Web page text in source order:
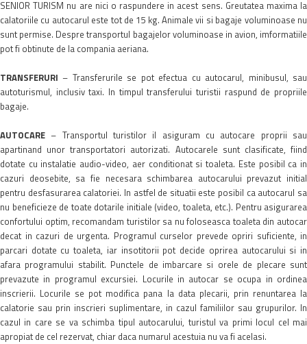
SENIOR TURISM nu are nici o raspundere in acest sens. Greutatea maxima la
calatoriile cu autocarul este tot de 15 kg. Animale vii si bagaje voluminoase nu
sunt permise. Despre transportul bagajelor voluminoase in avion, imformatiile
pot fi obtinute de la compania aeriana.
TRANSFERURI – Transferurile se pot efectua cu autocarul, minibusul, sau
autoturismul, inclusiv taxi. In timpul transferului turistii raspund de propriile
bagaje.
AUTOCARE – Transportul turistilor il asiguram cu autocare proprii sau
apartinand unor transportatori autorizati. Autocarele sunt clasificate, fiind
dotate cu instalatie audio-video, aer conditionat si toaleta. Este posibil ca in
cazuri deosebite, sa fie necesara schimbarea autocarului prevazut initial
pentru desfasurarea calatoriei. In astfel de situatii este posibil ca autocarul sa
nu beneficieze de toate dotarile initiale (video, toaleta, etc.). Pentru asigurarea
confortului optim, recomandam turistilor sa nu foloseasca toaleta din autocar
decat in cazuri de urgenta. Programul curselor prevede opriri suficiente, in
parcari dotate cu toaleta, iar insotitorii pot decide oprirea autocarului si in
afara programului stabilit. Punctele de imbarcare si orele de plecare sunt
prevazute in programul excursiei. Locurile in autocar se ocupa in ordinea
inscrierii. Locurile se pot modifica pana la data plecarii, prin renuntarea la
calatorie sau prin inscrieri suplimentare, in cazul familiilor sau grupurilor. In
cazul in care se va schimba tipul autocarului, turistul va primi locul cel mai
apropiat de cel rezervat, chiar daca numarul acestuia nu va fi acelasi.